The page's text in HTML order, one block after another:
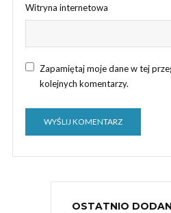
Witryna internetowa
Zapamiętaj moje dane w tej
kolejnych komentarzy.
OSTATNIO